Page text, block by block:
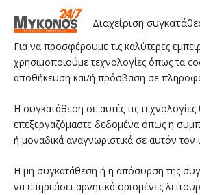
Διαχείριση
Για να προσφέρουμε τις καλύτερες
χρησιμοποιούμε τεχνολογίες όπως τα
αποθήκευση και/ή πρόσβαση σε
Η συγκατάθεση σε αυτές τις τεχνολογίες
επεξεργαζόμαστε δεδομένα όπως η
ή μοναδικά αναγνωριστικά σε αυτόν τον
Η μη συγκατάθεση ή η απόσυρση της
να επηρεάσει αρνητικά ορισμένες